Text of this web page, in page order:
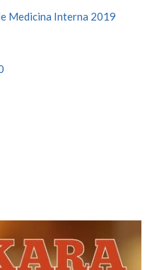
Medicina Interna 2019